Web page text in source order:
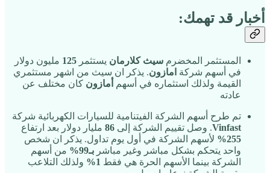
أخبار قد تهمك:
المستثمر المخضرم سيث كلارمان يستثمر 125 مليون دولار
في أسهم شركة امازون. يذكر ان سيث من اشهر مستثمري
القيمة ولذلك استثماره في أسهم
أمازون كان مختلف عن
عادته
تم طرح أسهم الشركة الفيتنامية للسيارات الكهربائية شركة
Vinfast. وصل تقييم الشركة إلى 86 مليار دولار بعد ارتفاع
255%
لأسهم الشركة في أول يوم تداول. يذكر ان شخص
واحد يتحكم بشكل مباشر وغير مباشر بـ99%
من أسهم
الشركة بينما الأسهم الحرة هي فقط 1%
ولذلك التلاعب